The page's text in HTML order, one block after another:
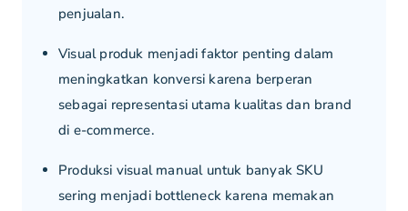
penjualan.
Visual produk menjadi faktor penting dalam
meningkatkan konversi karena berperan
sebagai representasi utama kualitas dan brand
di e-commerce.
Produksi visual manual untuk banyak SKU
sering menjadi bottleneck karena memakan